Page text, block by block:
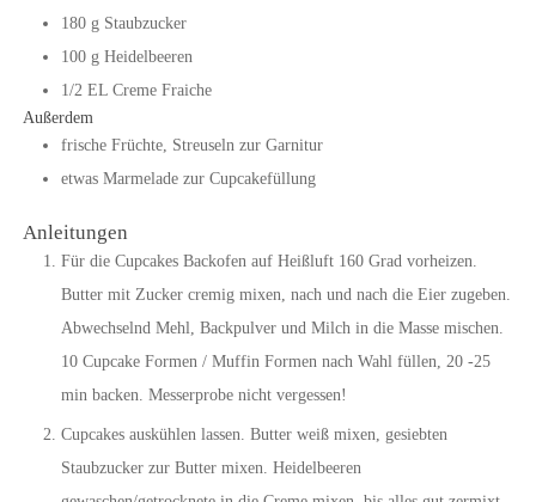
180 g Staubzucker
100 g Heidelbeeren
1/2 EL Creme Fraiche
Außerdem
frische Früchte, Streuseln zur Garnitur
etwas Marmelade zur Cupcakefüllung
Anleitungen
Für die Cupcakes Backofen auf Heißluft 160 Grad vorheizen.
Butter mit Zucker cremig mixen, nach und nach die Eier zugeben.
Abwechselnd Mehl, Backpulver und Milch in die Masse mischen.
10 Cupcake Formen / Muffin Formen nach Wahl füllen, 20 -25
min backen. Messerprobe nicht vergessen!
Cupcakes auskühlen lassen. Butter weiß mixen, gesiebten
Staubzucker zur Butter mixen. Heidelbeeren